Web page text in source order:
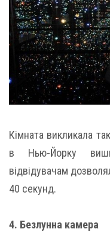
Кімната викликала
в Нью-Йорку
відвідувачам
40 секунд.
4. Безлунна камера